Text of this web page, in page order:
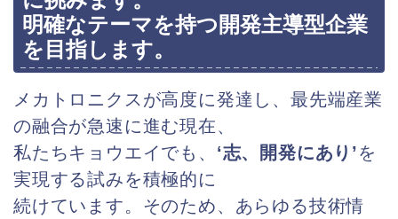
明確なテーマを持つ開発主導型企業
を目指します。
メカトロニクスが高度に発達し、最先端産業
の融合が急速に進む現在、
私たちキョウエイでも、 ‘志、開発にあり’を
実現する試みを積極的に
続けています。そのため、あらゆる技術情